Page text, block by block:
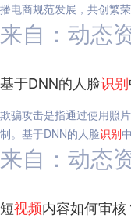
播电商规范发展，共创繁
来自：动态
基于DNN的人脸识别
欺骗攻击是指通过使用照片
制。基于DNN的人脸识别
来自：动态
短视频内容如何审